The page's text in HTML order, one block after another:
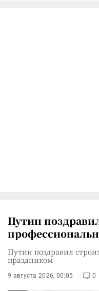
Путин
Путин поздравил
праздником
9 августа 2026, 00:05 0